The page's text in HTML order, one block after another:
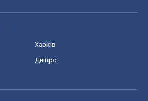
Харків
Дніпро